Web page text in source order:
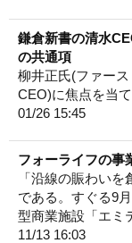
鎌倉新書の清水
の共通項
柳井正氏(ファー
CEO)に焦点を当
01/26 15:45
フォーライフの事
「沿線の賑わい
である。すぐる9
型商業施設「エミ
11/13 16:03